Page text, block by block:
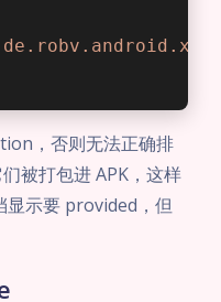
，否则无法正确排
被打包进 APK，这样
显示要 provided，但